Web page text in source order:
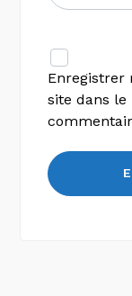
Enregistrer
site dans